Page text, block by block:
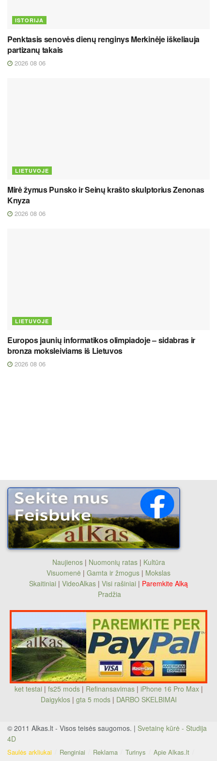
ISTORIJA
Penktasis senovės dienų renginys Merkinėje iškeliauja
partizanų takais
2026 08 06
LIETUVOJE
Mirė žymus Punsko ir Seinų krašto skulptorius Zenonas
Knyza
2026 08 06
LIETUVOJE
Europos jaunių informatikos olimpiadoje – sidabras ir
bronza moksleiviams iš Lietuvos
2026 08 06
Naujienos| Nuomonių ratas| Kultūra
Visuomenė | Gamta ir žmogus | Mokslas
Skaitiniai | VideoAlkas | Visi rašiniai | Paremkite Alką
Pradžia
ket testai | fs25 mods| Refinansavimas| iPhone 16 Pro Max|
Daigyklos| gta 5 mods | DARBO SKELBIMAI
© 2011 Alkas.lt - Visos teisės saugomos. | Svetainę kūrė - Studija
4D
Saulės arkliukai Renginiai Reklama Turinys
Apie Alkas.lt